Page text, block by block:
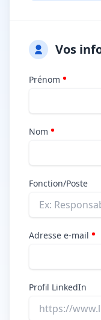
Vos
Prénom
Nom
Fonction/Poste
Adresse e-mail
Profil LinkedIn